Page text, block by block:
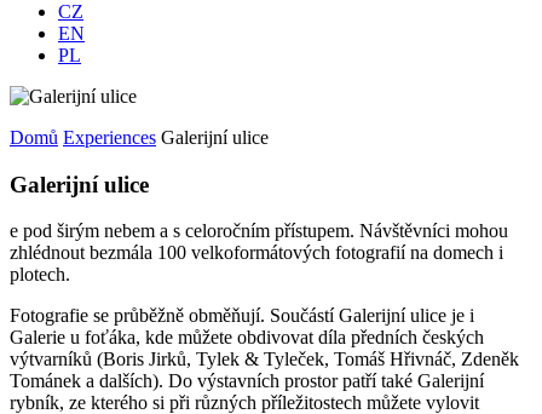
CZ
EN
PL
Domů Experiences Galerijní ulice
Galerijní ulice
e pod širým nebem a s celoročním přístupem. Návštěvníci mohou
zhlédnout bezmála 100 velkoformátových fotografií na domech i
plotech.
Fotografie se průběžně obměňují. Součástí Galerijní ulice je i
Galerie u foťáka, kde můžete obdivovat díla předních českých
výtvarníků (Boris Jirků, Tylek & Tyleček, Tomáš Hřivnáč, Zdeněk
Tománek a dalších). Do výstavních prostor patří také Galerijní
rybník, ze kterého si při různých příležitostech můžete vylovit